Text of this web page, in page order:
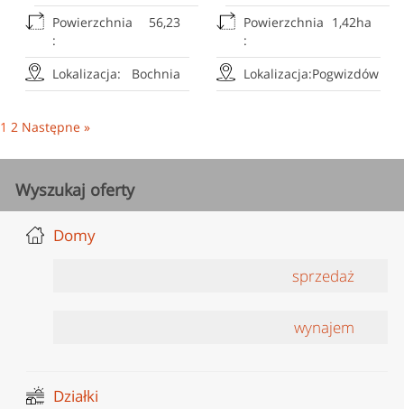
Powierzchnia
:
56,23
Lokalizacja: Bochnia
Powierzchnia
:
1,42ha
Lokalizacja:Pogwizdów
1 2 Następne »
Wyszukaj oferty
Domy
sprzedaż
wynajem
Działki